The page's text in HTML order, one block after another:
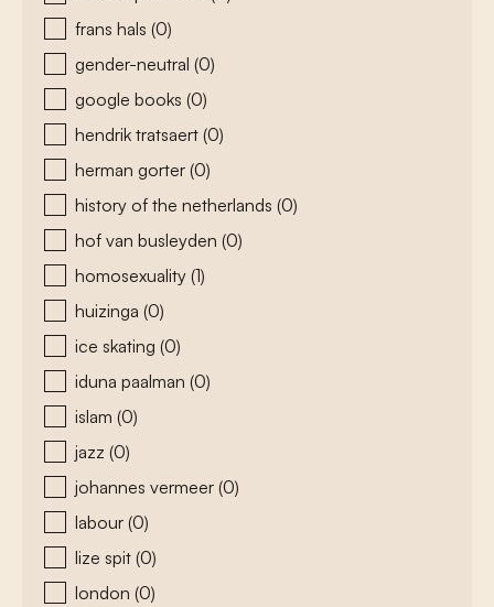
frans hals (0)
gender-neutral (0)
google books (0)
hendrik tratsaert (0)
herman gorter (0)
history of the netherlands (0)
hof van busleyden (0)
homosexuality (1)
huizinga (0)
ice skating (0)
iduna paalman (0)
islam (0)
jazz (0)
johannes vermeer (0)
labour (0)
lize spit (0)
london (0)